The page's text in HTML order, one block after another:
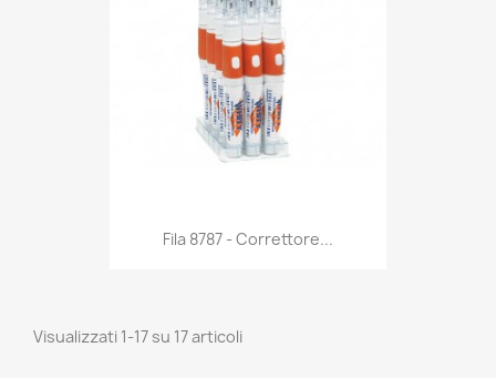
Anteprima
Fila 8787 - Correttore...
Visualizzati 1-17 su 17 articoli